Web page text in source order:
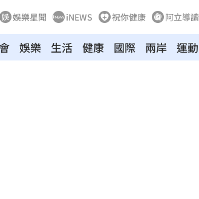
娛樂星聞 iNEWS 祝你健康 阿立導讀
娛樂 生活 健康 國際 兩岸 運動